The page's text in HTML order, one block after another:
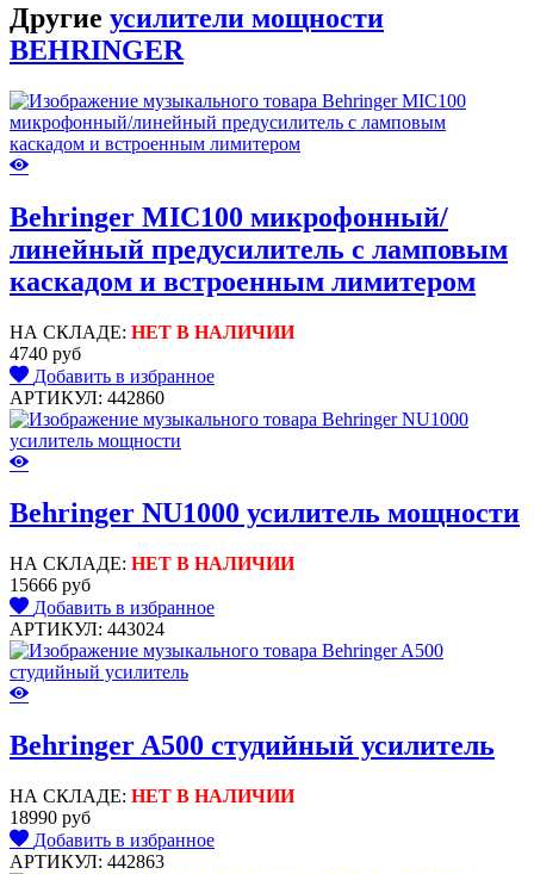
Другие усилители мощности
BEHRINGER
Behringer MIC100 микрофонный/
линейный предусилитель с ламповым
каскадом и встроенным лимитером
НА СКЛАДЕ: НЕТ В НАЛИЧИИ
4740 руб
Добавить в избранное
АРТИКУЛ: 442860
Behringer NU1000 усилитель мощности
НА СКЛАДЕ: НЕТ В НАЛИЧИИ
15666 руб
Добавить в избранное
АРТИКУЛ: 443024
Behringer A500 студийный усилитель
НА СКЛАДЕ: НЕТ В НАЛИЧИИ
18990 руб
Добавить в избранное
АРТИКУЛ: 442863